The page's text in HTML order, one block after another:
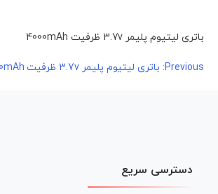
باتری لیتیوم پلیمر 3.7v ظرفیت 4000mAh
راهبری
Previous: باتری لیتیوم پلیمر 3.7v ظرفیت 4000mAh
دسترسی سریع